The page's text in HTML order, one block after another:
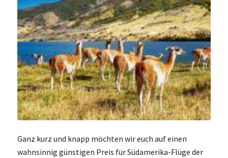
Ganz kurz und knapp möchten wir euch auf einen
wahnsinnig günstigen Preis für Südamerika-Flüge der